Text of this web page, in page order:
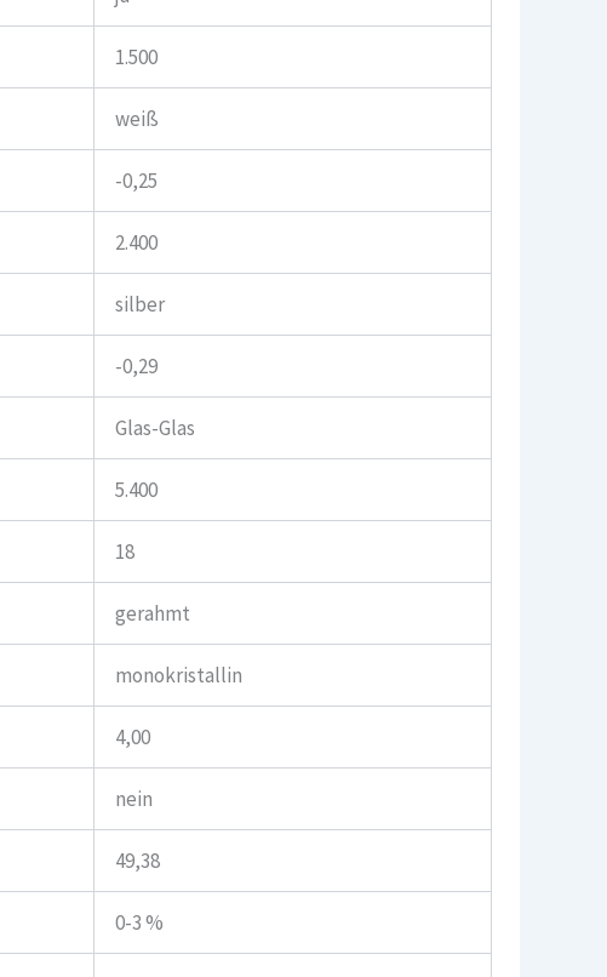
1.500
weiß
-0,25
2.400
silber
-0,29
Glas-Glas
5.400
18
gerahmt
monokristallin
4,00
nein
49,38
0-3 %